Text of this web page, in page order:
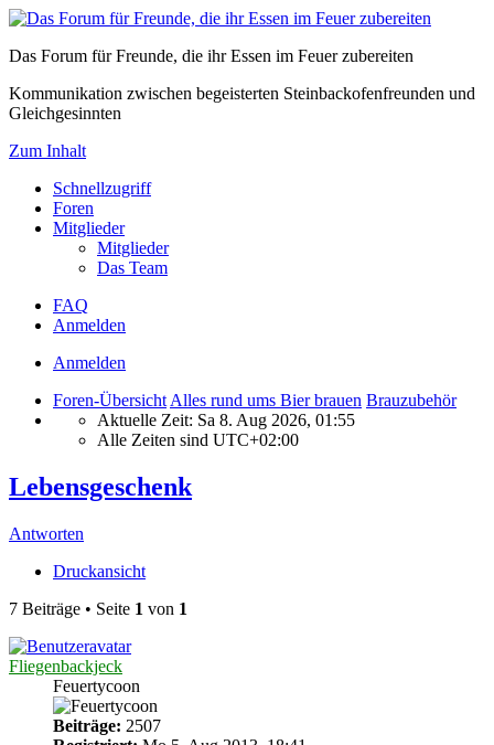
Das Forum für Freunde, die ihr Essen im Feuer zubereiten
Kommunikation zwischen begeisterten Steinbackofenfreunden und
Gleichgesinnten
Zum Inhalt
Schnellzugriff
Foren
Mitglieder
Mitglieder
Das Team
FAQ
Anmelden
Anmelden
Foren-Übersicht Alles rund ums Bier brauen Brauzubehör
Aktuelle Zeit: Sa 8. Aug 2026, 01:55
Alle Zeiten sind UTC+02:00
Lebensgeschenk
Antworten
Druckansicht
7 Beiträge • Seite 1 von 1
Fliegenbackjeck
Feuertycoon
Beiträge: 2507